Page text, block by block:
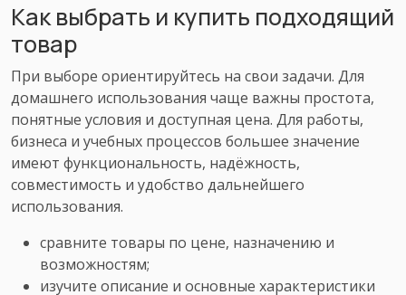
Как выбрать и купить подходящий
товар
При выборе ориентируйтесь на свои задачи. Для
домашнего использования чаще важны простота,
понятные условия и доступная цена. Для работы,
бизнеса и учебных процессов большее значение
имеют функциональность, надёжность,
совместимость и удобство дальнейшего
использования.
сравните товары по цене, назначению и
возможностям;
изучите описание и основные характеристики